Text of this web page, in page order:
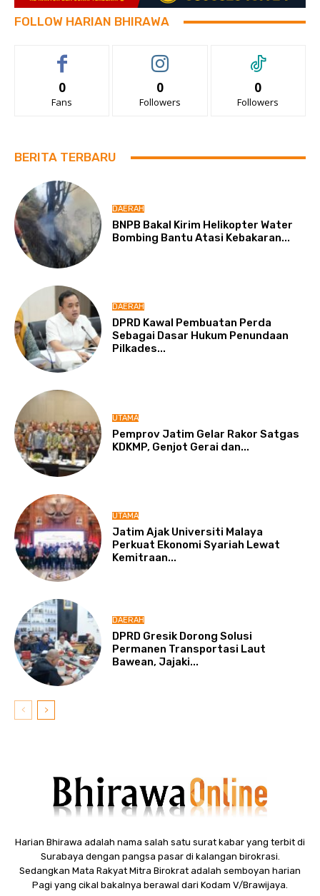
FOLLOW HARIAN BHIRAWA
0
Fans
0
Followers
0
Followers
BERITA TERBARU
DAERAH
BNPB Bakal Kirim Helikopter Water
Bombing Bantu Atasi Kebakaran...
DAERAH
DPRD Kawal Pembuatan Perda
Sebagai Dasar Hukum Penundaan
Pilkades...
UTAMA
Pemprov Jatim Gelar Rakor Satgas
KDKMP, Genjot Gerai dan...
UTAMA
Jatim Ajak Universiti Malaya
Perkuat Ekonomi Syariah Lewat
Kemitraan...
DAERAH
DPRD Gresik Dorong Solusi
Permanen Transportasi Laut
Bawean, Jajaki...
Harian Bhirawa adalah nama salah satu surat kabar yang terbit di
Surabaya dengan pangsa pasar di kalangan birokrasi.
Sedangkan Mata Rakyat Mitra Birokrat adalah semboyan harian
Pagi yang cikal bakalnya berawal dari Kodam V/Brawijaya.